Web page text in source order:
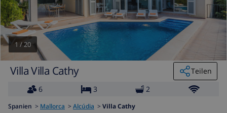
1 /20
Villa Villa Cathy
Teilen
6
3 2
Spanien > Mallorca > Alcúdia > Villa Cathy